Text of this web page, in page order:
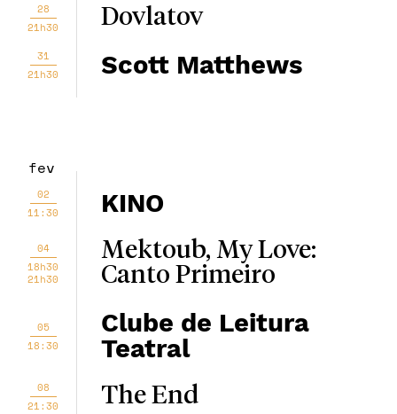
28
21h30
Dovlatov
31
21h30
Scott Matthews
fev
02
11:30
KINO
04
18h30
21h30
Mektoub, My Love:
Canto Primeiro
05
18:30
Clube de Leitura
Teatral
08
21:30
The End